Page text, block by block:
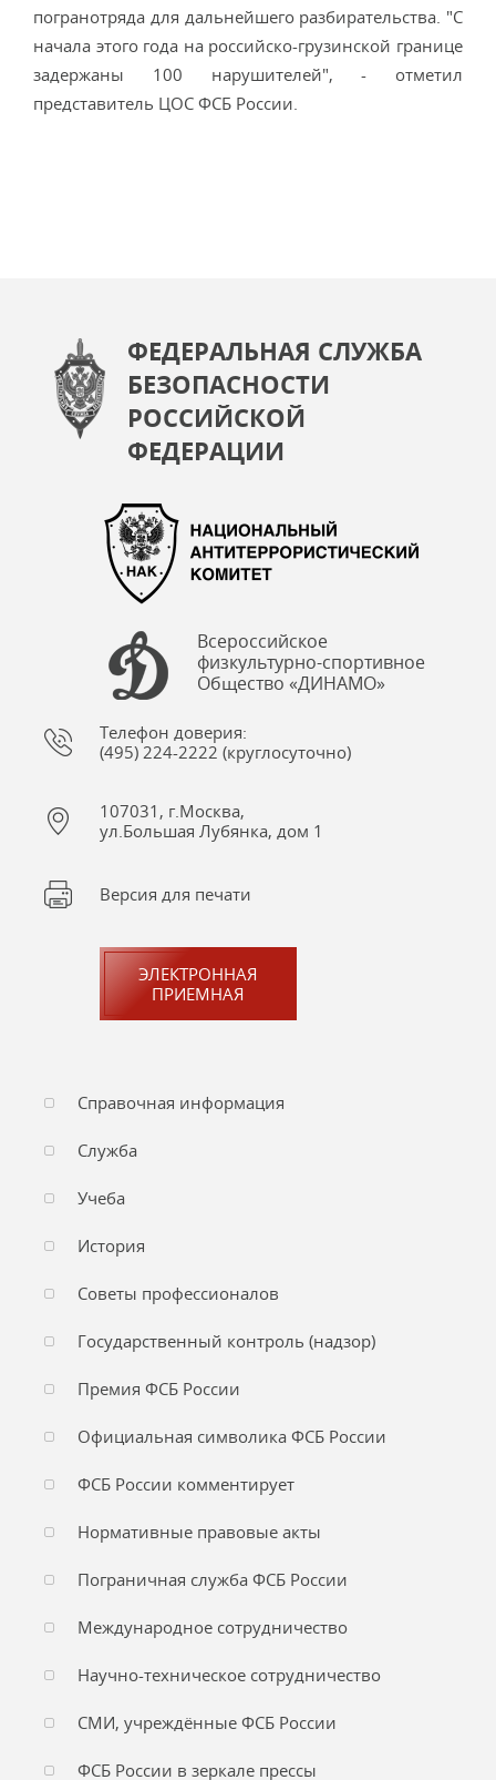
погранотряда для дальнейшего разбирательства. "С
начала этого года на российско-грузинской границе
задержаны 100 нарушителей", - отметил
представитель ЦОС ФСБ России.
ФЕДЕРАЛЬНАЯ СЛУЖБА
БЕЗОПАСНОСТИ
РОССИЙСКОЙ
ФЕДЕРАЦИИ
Всероссийское
физкультурно-спортивное
Общество «ДИНАМО»
Телефон доверия:
(495) 224-2222 (круглосуточно)
107031, г.Москва,
ул.Большая Лубянка, дом 1
Версия для печати
ЭЛЕКТРОННАЯ
ПРИЕМНАЯ
Справочная информация
Служба
Учеба
История
Советы профессионалов
Государственный контроль (надзор)
Премия ФСБ России
Официальная символика ФСБ России
ФСБ России комментирует
Нормативные правовые акты
Пограничная служба ФСБ России
Международное сотрудничество
Научно-техническое сотрудничество
СМИ, учреждённые ФСБ России
ФСБ России в зеркале прессы